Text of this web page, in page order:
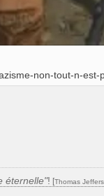
non-tout-n-
éternelle"! [Thomas